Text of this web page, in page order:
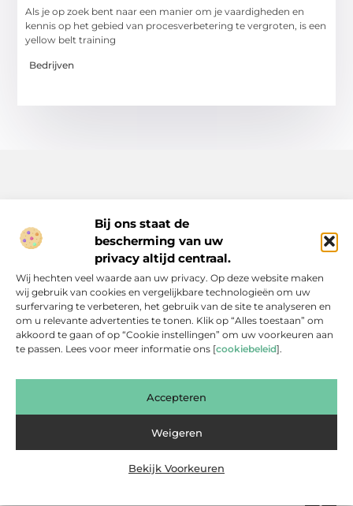
Bij ons staat de
bescherming van uw
privacy altijd centraal.
Wij hechten veel waarde aan uw privacy. Op deze website maken
wij gebruik van cookies en vergelijkbare technologieën om uw
surfervaring te verbeteren, het gebruik van de site te analyseren en
om u relevante advertenties te tonen. Klik op “Alles toestaan” om
akkoord te gaan of op “Cookie instellingen” om uw voorkeuren aan
te passen. Lees voor meer informatie ons [cookiebeleid].
Accepteren
Weigeren
Bekijk Voorkeuren
Als je op zoek bent naar een manier om je vaardigheden en
kennis op het gebied van procesverbetering te vergroten, is een
yellow belt training
Bedrijven
Inspiratie, tips en verhalen voor elk moment.
Ontdek een breed scala aan artikelen en blogs die je dagelijks
leven verrijken, van praktische adviezen tot boeiende verhalen.
Bericht categorie
Onze informatie
Cookiebeleid (EU)